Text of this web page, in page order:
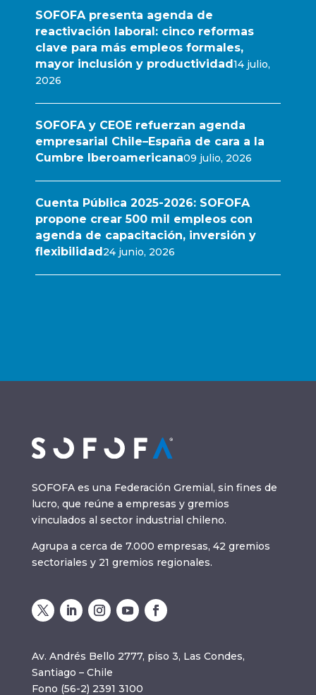
SOFOFA presenta agenda de
reactivación laboral: cinco reformas
clave para más empleos formales,
mayor inclusión y productividad14 julio,
2026
SOFOFA y CEOE refuerzan agenda
empresarial Chile–España de cara a la
Cumbre Iberoamericana09 julio, 2026
Cuenta Pública 2025-2026: SOFOFA
propone crear 500 mil empleos con
agenda de capacitación, inversión y
flexibilidad24 junio, 2026
SOFOFA es una Federación Gremial, sin fines de
lucro, que reúne a empresas y gremios
vinculados al sector industrial chileno.
Agrupa a cerca de 7.000 empresas, 42 gremios
sectoriales y 21 gremios regionales.
Av. Andrés Bello 2777, piso 3, Las Condes,
Santiago – Chile
Fono (56-2) 2391 3100